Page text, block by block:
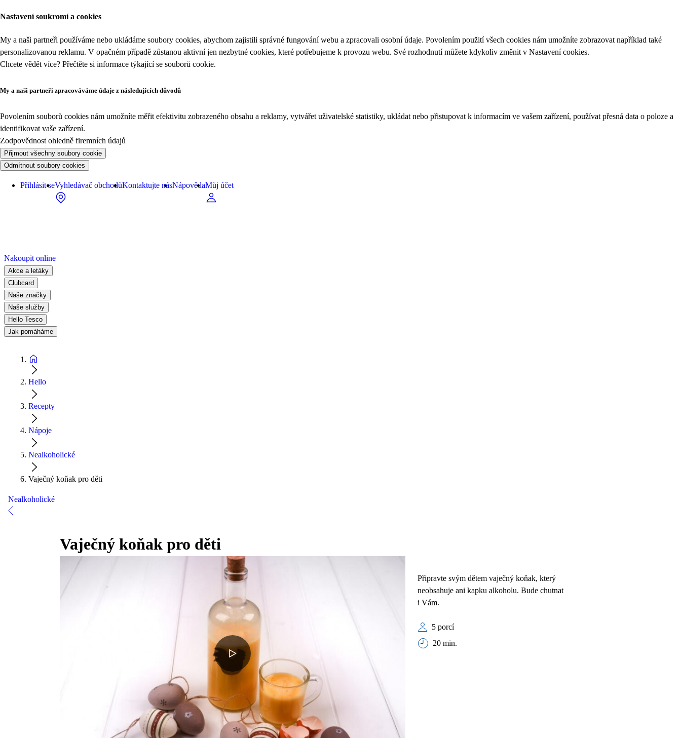
Nastavení soukromí a cookies
My a naši partneři používáme nebo ukládáme soubory cookies, abychom zajistili správné fungování webu a zpracovali osobní údaje. Povolením použití všech cookies nám umožníte zobrazovat například také
personalizovanou reklamu. V opačném případě zůstanou aktivní jen nezbytné cookies, které potřebujeme k provozu webu. Své rozhodnutí můžete kdykoliv změnit v Nastavení cookies.
Chcete vědět více? Přečtěte si informace týkající se souborů cookie.
My a naši partneři zpracováváme údaje z následujících důvodů
Povolením souborů cookies nám umožníte měřit efektivitu zobrazeného obsahu a reklamy, vytvářet uživatelské statistiky, ukládat nebo přistupovat k informacím ve vašem zařízení, používat přesná data o poloze a
identifikovat vaše zařízení.
Zodpovědnost ohledně firemních údajů
Přijmout všechny soubory cookie
Odmítnout soubory cookies
Přihlásit seVyhledávač obchodůKontaktujte násNápovědaMůj účet
Nakoupit online
Akce a letáky
Clubcard
Naše značky
Naše služby
Hello Tesco
Jak pomáháme
Hello
Recepty
Nápoje
Nealkoholické
Vaječný koňak pro děti
Nealkoholické
Vaječný koňak pro děti
Připravte svým dětem vaječný koňak, který
neobsahuje ani kapku alkoholu. Bude chutnat
i Vám.
5 porcí
20 min.